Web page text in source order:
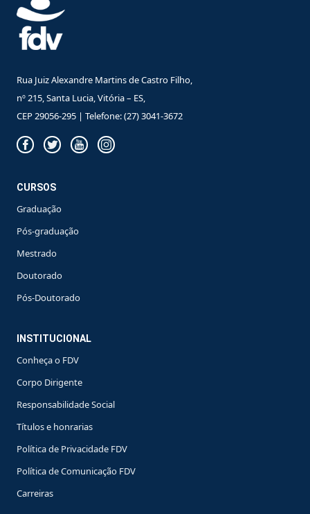
Rua Juiz Alexandre Martins de Castro Filho,
nº 215, Santa Lucia, Vitória – ES,
CEP 29056-295 | Telefone: (27) 3041-3672
CURSOS
Graduação
Pós-graduação
Mestrado
Doutorado
Pós-Doutorado
INSTITUCIONAL
Conheça o FDV
Corpo Dirigente
Responsabilidade Social
Títulos e honrarias
Política de Privacidade FDV
Política de Comunicação FDV
Carreiras